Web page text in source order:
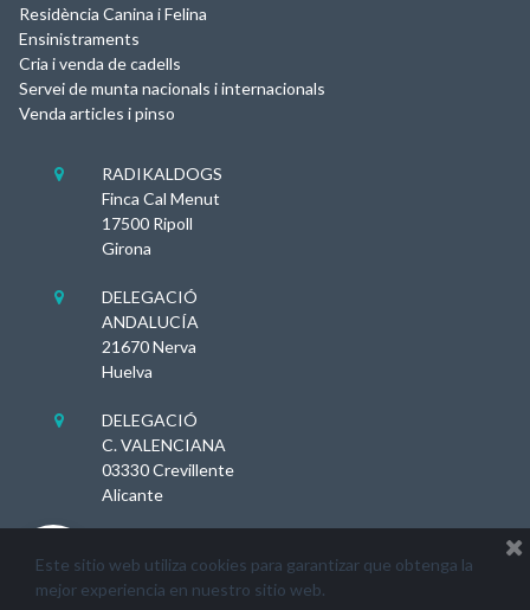
Residència Canina i Felina
Ensinistraments
Cria i venda de cadells
Servei de munta nacionals i internacionals
Venda articles i pinso

RADIKALDOGS
Finca Cal Menut
17500 Ripoll
Girona

DELEGACIÓ
ANDALUCÍA
21670 Nerva
Huelva

DELEGACIÓ
C. VALENCIANA
03330 Crevillente
Alicante
Este sitio web utiliza cookies para garantizar que obtenga la
mejor experiencia en nuestro sitio web.